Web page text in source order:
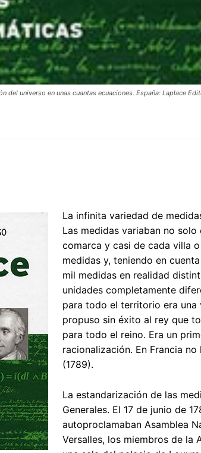
del universo en unas cuantas ecuaciones. España: Laplace
La infinita variedad de
Las medidas variaban no
comarca y casi de cada villa
medidas y, teniendo en
mil medidas en realidad
unidades completamente
para todo el territorio era una
propuso sin éxito al rey que
para todo el reino. Era un
racionalización. En Francia
(1789).
La estandarización de las
Generales. El 17 de junio de
autoproclamaban Asamblea
Versalles, los miembros de la